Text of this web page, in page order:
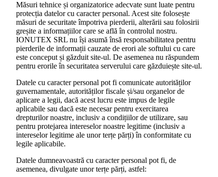
Măsuri tehnice și organizatorice adecvate sunt luate pentru
protecția datelor cu caracter personal. Acest site folosește
măsuri de securitate împotriva pierderii, alterării sau folosirii
greșite a informațiilor care se află în controlul nostru.
IONUTEX SRL nu își asumă însă responsabilitatea pentru
pierderile de informații cauzate de erori ale softului cu care
este conceput și găzduit site-ul. De asemenea nu răspundem
pentru erorile în securitatea serverului care găzduiește site-ul.
Datele cu caracter personal pot fi comunicate autorităților
guvernamentale, autorităților fiscale și/sau organelor de
aplicare a legii, dacă acest lucru este impus de legile
aplicabile sau dacă este necesar pentru exercitarea
drepturilor noastre, inclusiv a condițiilor de utilizare, sau
pentru protejarea intereselor noastre legitime (inclusiv a
intereselor legitime ale unor terțe părți) în conformitate cu
legile aplicabile.
Datele dumneavoastră cu caracter personal pot fi, de
asemenea, divulgate unor terțe părți, astfel: